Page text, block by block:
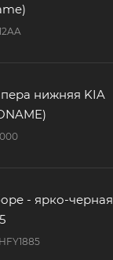
нижняя KIA
- ярко-черная